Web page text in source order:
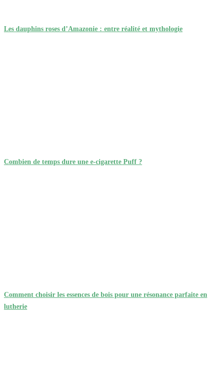
Les dauphins roses d’Amazonie : entre réalité et mythologie
Combien de temps dure une e-cigarette Puff ?
Comment choisir les essences de bois pour une résonance parfaite en
lutherie